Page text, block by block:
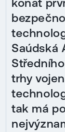
konat
Saúdská
trhy
tak má